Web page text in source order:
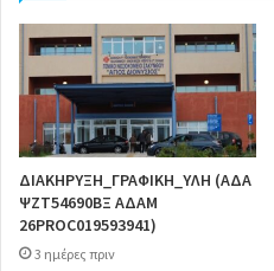
ΔΙΑΚΗΡΥΞΗ_ΓΡΑΦΙΚΗ_ΥΛΗ (ΑΔΑ
ΨΖΤ54690ΒΞ ΑΔΑΜ
26PROC019593941)
3 ημέρες πριν